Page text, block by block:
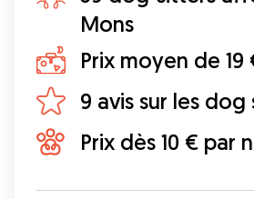
Mons
Prix moyen de 19
9 avis sur les dog
Prix dès 10 € par